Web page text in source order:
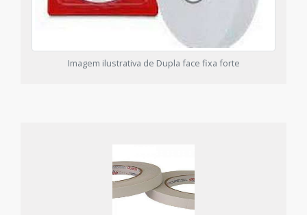
Imagem ilustrativa de Dupla face fixa forte